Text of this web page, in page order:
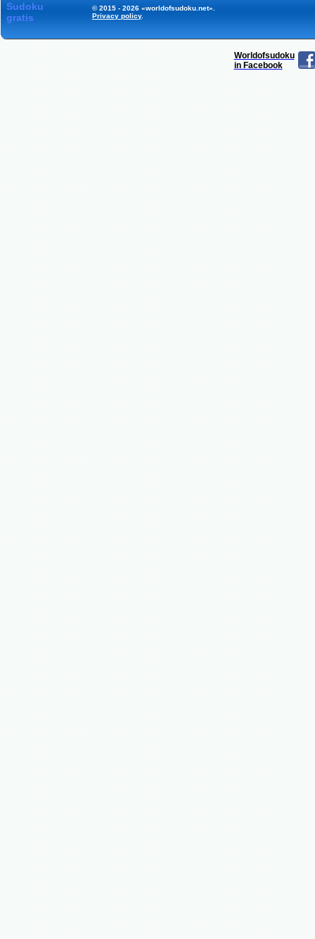
Sudoku
gratis
© 2015 - 2026 «worldofsudoku.net».
Privacy policy.
Worldofsudoku
in Facebook